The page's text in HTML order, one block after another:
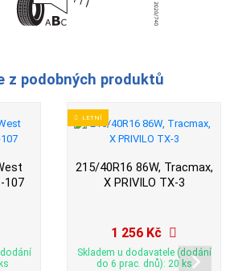
z podobných produktů
107
LETNÍ
215/40R16 86W, Tracmax,
X PRIVILO TX-3
1 256 Kč
Skladem u dodavatele (dodání
do 6 prac. dnů): 20 ks